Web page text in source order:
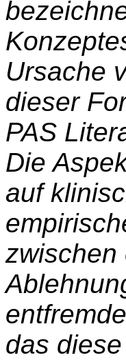
Ursache
dieser
PAS
Die
auf
zwischen
das